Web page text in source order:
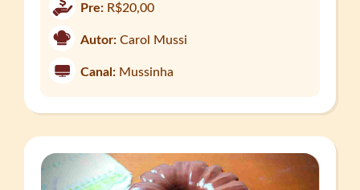
Pre: R$20,00
Autor: Carol Mussi
Canal: Mussinha